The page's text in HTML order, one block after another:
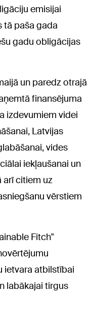
emisijai
tā paša gada
gadu obligācijas
un paredz otrajā
finansējuma
izdevumiem videi
Latvijas
vides
iekļaušanai un
arī citiem uz
vērstiem
Fitch"
ietvara atbilstībai
labākajai tirgus